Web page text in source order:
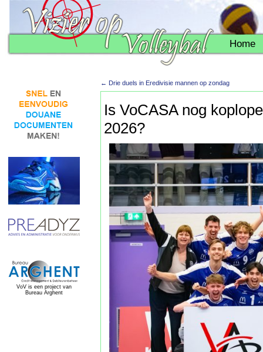
Home
VoV is een project van
Bureau Arghent
← Drie duels in Eredivisie mannen op zondag
Is VoCASA nog
2026?